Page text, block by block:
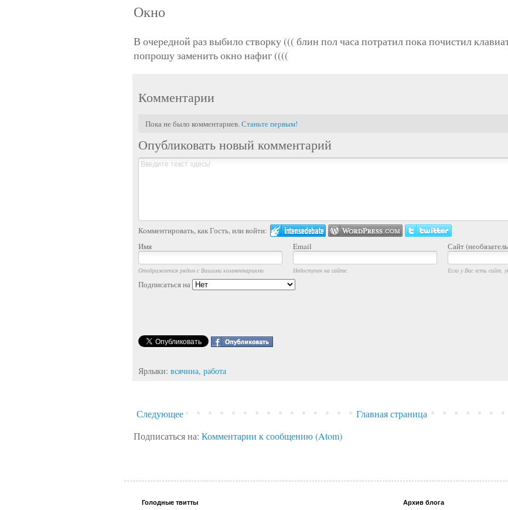
Окно
В очередной раз выбило створку ((( блин пол часа потратил пока почистил
попрошу заменить окно нафиг ((((
Комментарии
Пока не было комментариев.Станьте первым!
Опубликовать новый комментарий
Комментировать, как Гость, или войти:
Имя
Email Сайт
Отображается рядом с Вашими комментариями Недоступен на сайте. Если у Вас есть сайт,
Подписаться на
Ярлыки: всячина, работа
Следующее
Главная страница
Подписаться на: Комментарии к сообщению (Atom)
Голодные твитты Архив блога